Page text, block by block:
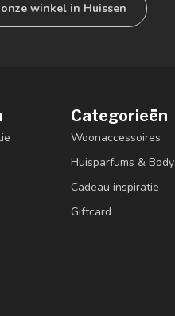
winkel in Huissen
Categorieën
Woonaccessoires
Huisparfums & Body
Cadeau inspiratie
Giftcard